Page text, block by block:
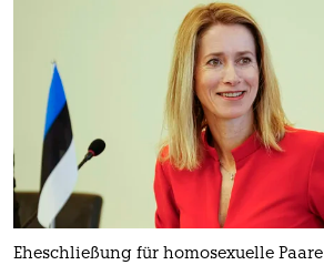
Eheschließung für homosexuelle Paare